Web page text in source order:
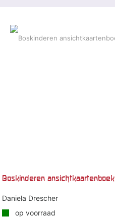
Boskinderen ansichtkaartenboek
Daniela Drescher
op voorraad